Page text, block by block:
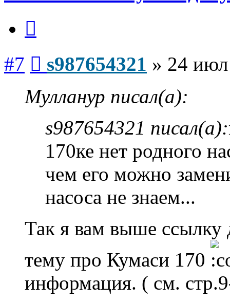
#7 s987654321 » 24
Мулланур писал(а):
s987654321 писал(а):
170ке нет родного
чем его можно
насоса не знаем...
Так я вам выше ссылку
тему про Кумаси 170
информация. ( см.